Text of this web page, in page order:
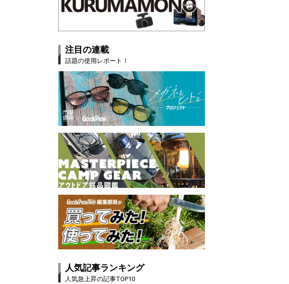
注目の連載
話題の使用レポート！
人気記事ランキング
人気急上昇の記事TOP10